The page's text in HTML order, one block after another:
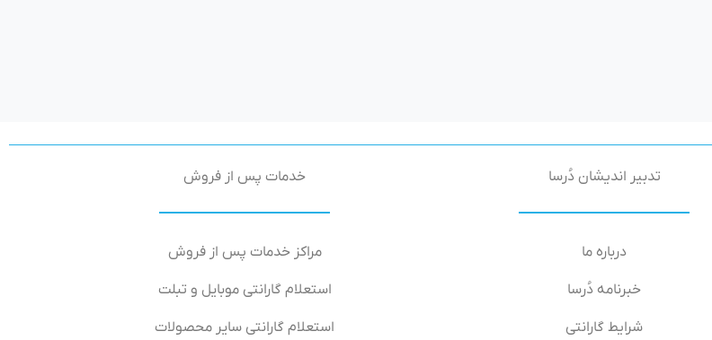
تدبیر اندیشان دُرسا
درباره ما
خبرنامه دُرسا
شرایط گارانتی
خدمات پس از فروش
مراکز خدمات پس از فروش
استعلام گارانتی موبایل و تبلت
استعلام گارانتی سایر محصولات